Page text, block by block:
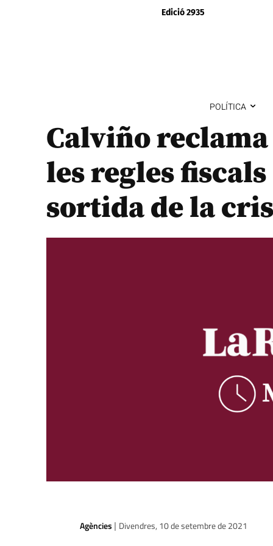
Edició 2935
POLÍTICA
Calviño
les regles
sortida de la
Agències | Divendres, 10 de setembre de 2021